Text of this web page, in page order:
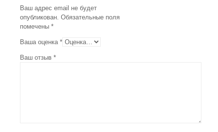
Ваш адрес email не будет
опубликован. Обязательные поля
помечены *
Ваша оценка *
Ваш отзыв *